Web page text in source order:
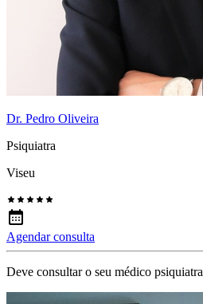
Dr. Pedro Oliveira
Psiquiatra
Viseu
Agendar consulta
Deve consultar o seu médico psiquiatra